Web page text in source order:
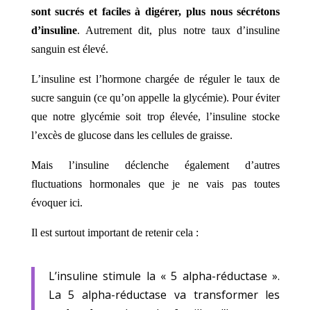
sont sucrés et faciles à digérer, plus nous sécrétons
d’insuline. Autrement dit, plus notre taux d’insuline
sanguin est élevé.
L’insuline est l’hormone chargée de réguler le taux de
sucre sanguin (ce qu’on appelle la glycémie). Pour éviter
que notre glycémie soit trop élevée, l’insuline stocke
l’excès de glucose dans les cellules de graisse.
Mais l’insuline déclenche également d’autres
fluctuations hormonales que je ne vais pas toutes
évoquer ici.
Il est surtout important de retenir cela :
L’insuline stimule la « 5 alpha-réductase ».
La 5 alpha-réductase va transformer les